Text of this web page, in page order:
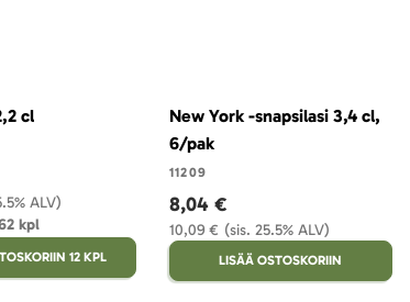
cl
ALV)
kpl
12 KPL
New York -snapsilasi 3,4 cl,
6/pak
11209
(sis. 25.5% ALV)
10,09 €
8,04 €
LISÄÄ OSTOSKORIIN